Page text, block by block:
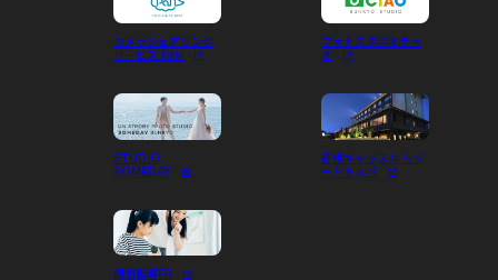
カメラシェアリング
サービス PaN
フォトスタジオチャ
オ
STUDIO
SOMEDAY
彦根キャッスル リゾ
ート＆スパ
個別指導ER